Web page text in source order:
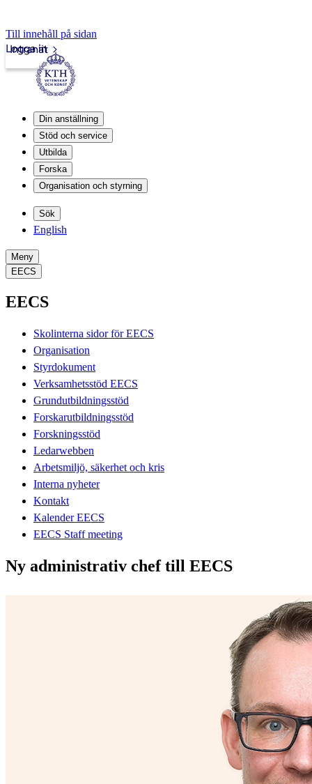
Till innehåll på sidan
Intranät
Logga in
Din anställning
Stöd och service
Utbilda
Forska
Organisation och styrning
Sök
English
Meny
EECS
EECS
Skolinterna sidor för EECS
Organisation
Styrdokument
Verksamhetsstöd EECS
Grundutbildningsstöd
Forskarutbildningsstöd
Forskningsstöd
Ledarwebben
Arbetsmiljö, säkerhet och kris
Interna nyheter
Kontakt
Kalender EECS
EECS Staff meeting
Ny administrativ chef till EECS